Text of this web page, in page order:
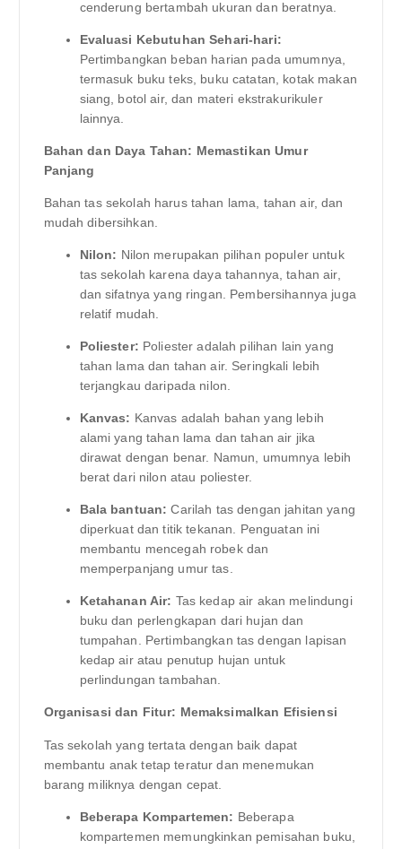
cenderung bertambah ukuran dan beratnya.
Evaluasi Kebutuhan Sehari-hari:
Pertimbangkan beban harian pada umumnya,
termasuk buku teks, buku catatan, kotak makan
siang, botol air, dan materi ekstrakurikuler
lainnya.
Bahan dan Daya Tahan: Memastikan Umur
Panjang
Bahan tas sekolah harus tahan lama, tahan air, dan
mudah dibersihkan.
Nilon: Nilon merupakan pilihan populer untuk
tas sekolah karena daya tahannya, tahan air,
dan sifatnya yang ringan. Pembersihannya juga
relatif mudah.
Poliester: Poliester adalah pilihan lain yang
tahan lama dan tahan air. Seringkali lebih
terjangkau daripada nilon.
Kanvas: Kanvas adalah bahan yang lebih
alami yang tahan lama dan tahan air jika
dirawat dengan benar. Namun, umumnya lebih
berat dari nilon atau poliester.
Bala bantuan: Carilah tas dengan jahitan yang
diperkuat dan titik tekanan. Penguatan ini
membantu mencegah robek dan
memperpanjang umur tas.
Ketahanan Air: Tas kedap air akan melindungi
buku dan perlengkapan dari hujan dan
tumpahan. Pertimbangkan tas dengan lapisan
kedap air atau penutup hujan untuk
perlindungan tambahan.
Organisasi dan Fitur: Memaksimalkan Efisiensi
Tas sekolah yang tertata dengan baik dapat
membantu anak tetap teratur dan menemukan
barang miliknya dengan cepat.
Beberapa Kompartemen: Beberapa
kompartemen memungkinkan pemisahan buku,